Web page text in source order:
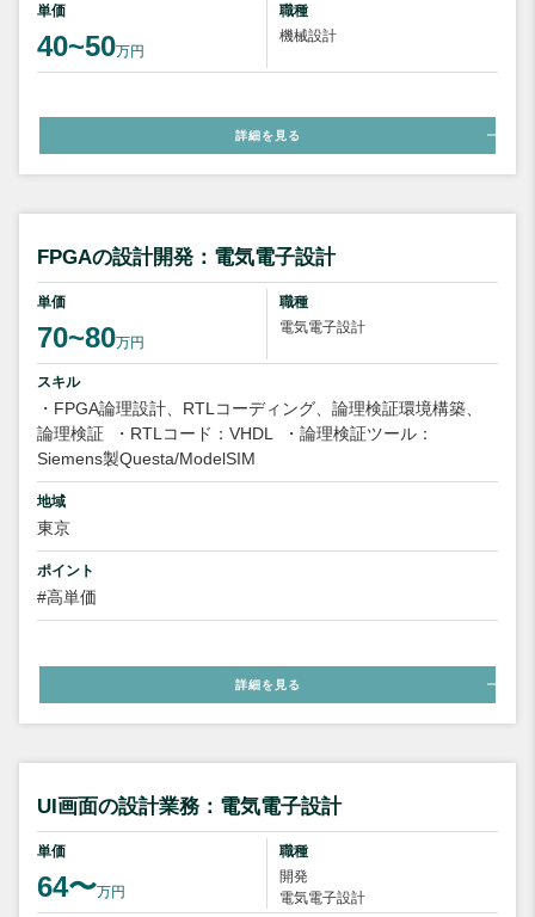
単価
40~50万円
職種
機械設計
詳細を見る
FPGAの設計開発：電気電子設計
単価
70~80万円
職種
電気電子設計
スキル
・FPGA論理設計、RTLコーディング、論理検証環境構築、
論理検証
・RTLコード：VHDL
・論理検証ツール：
Siemens製Questa/ModelSIM
地域
東京
ポイント
#高単価
詳細を見る
UI画面の設計業務：電気電子設計
単価
64〜万円
職種
開発
電気電子設計